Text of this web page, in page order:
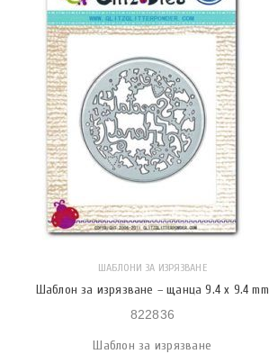
ШАБЛОНИ ЗА ИЗРЯЗВАНЕ
Шаблон за изрязване – щанца 9.4 x 9.4 mm
822836
Шаблон за изрязване